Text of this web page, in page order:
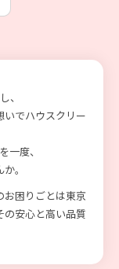
、
いでハウスクリー
一度、
。
お困りごとは東京
の安心と高い品質